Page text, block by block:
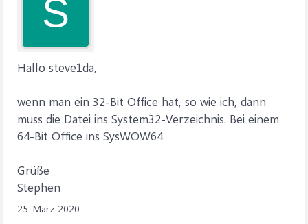
S
Hallo steve1da,
wenn man ein 32-Bit Office hat, so wie ich, dann
muss die Datei ins System32-Verzeichnis. Bei einem
64-Bit Office ins SysWOW64.
Grüße
Stephen
25. März 2020